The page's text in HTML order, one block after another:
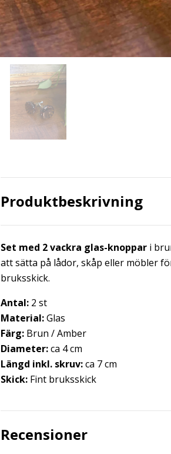
Produktbeskrivning
Set med 2 vackra glas-knoppar i
att sätta på lådor, skåp eller möbler
bruksskick.
Antal: 2 st
Material:Glas
Färg: Brun / Amber
Diameter:ca 4 cm
Längd inkl. skruv:ca 7 cm
Skick: Fint bruksskick
Recensioner